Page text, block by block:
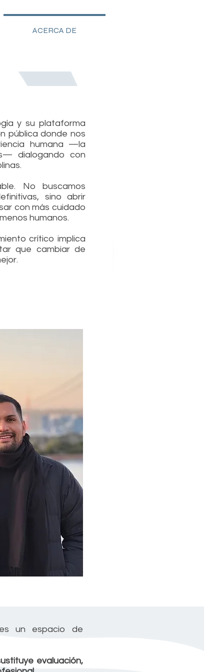
ACERCA DE
y su plataforma
pública donde nos
humana —la
dialogando con
No buscamos
sino abrir
con más cuidado
humanos.
crítico implica
que cambiar de
un espacio de
evaluación,